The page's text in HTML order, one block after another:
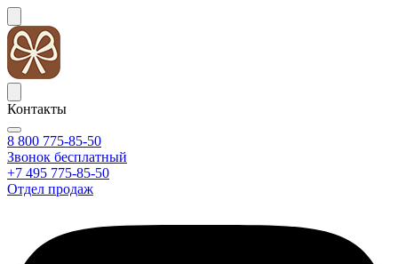
Контакты
8 800 775-85-50
Звонок бесплатный
+7 495 775-85-50
Отдел продаж